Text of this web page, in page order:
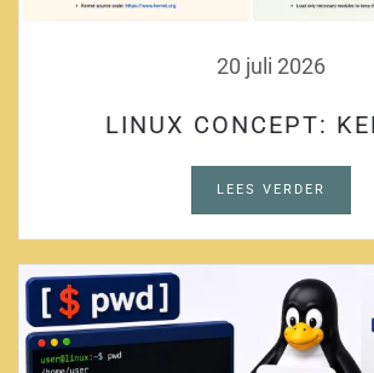
20 juli 2026
LINUX CONCEPT:
LEES VERDER